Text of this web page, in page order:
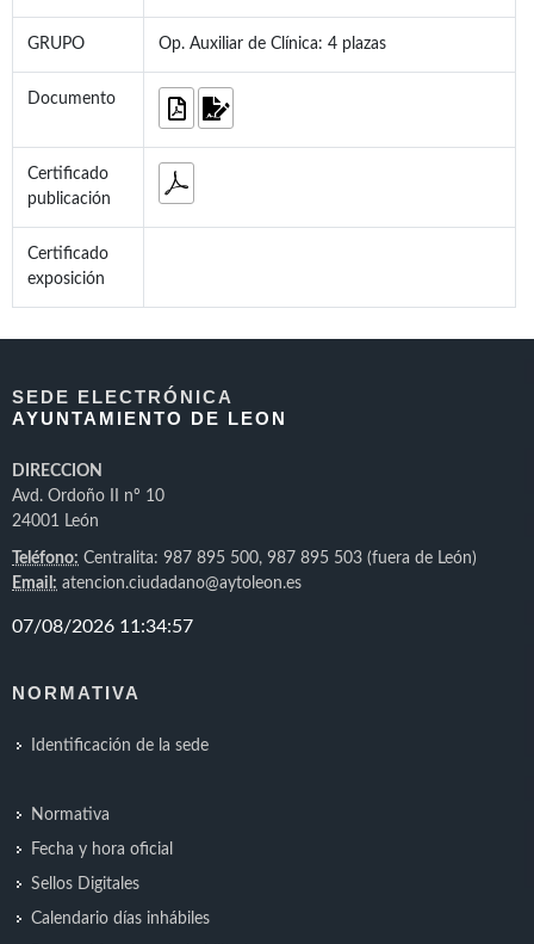
GRUPO Op. Auxiliar de Clínica: 4 plazas
Documento
Certificado
publicación
Certificado
exposición
SEDE ELECTRÓNICA
AYUNTAMIENTO DE LEON
DIRECCION
Avd. Ordoño II nº 10
24001 León
Teléfono: Centralita: 987 895 500, 987 895 503 (fuera de León)
Email: atencion.ciudadano@aytoleon.es
NORMATIVA
Identificación de la sede
Normativa
Fecha y hora oficial
Sellos Digitales
Calendario días inhábiles